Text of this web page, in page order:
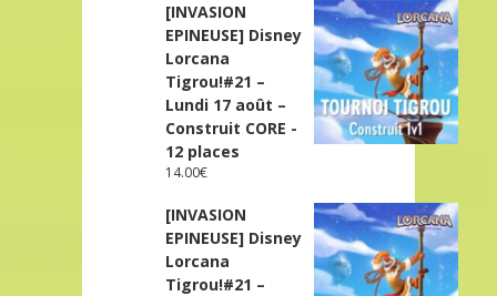
[INVASION
EPINEUSE] Disney
Lorcana
Tigrou!#21 –
Lundi 17 août –
Construit CORE -
12 places
14.00€
[INVASION
EPINEUSE] Disney
Lorcana
Tigrou!#21 –